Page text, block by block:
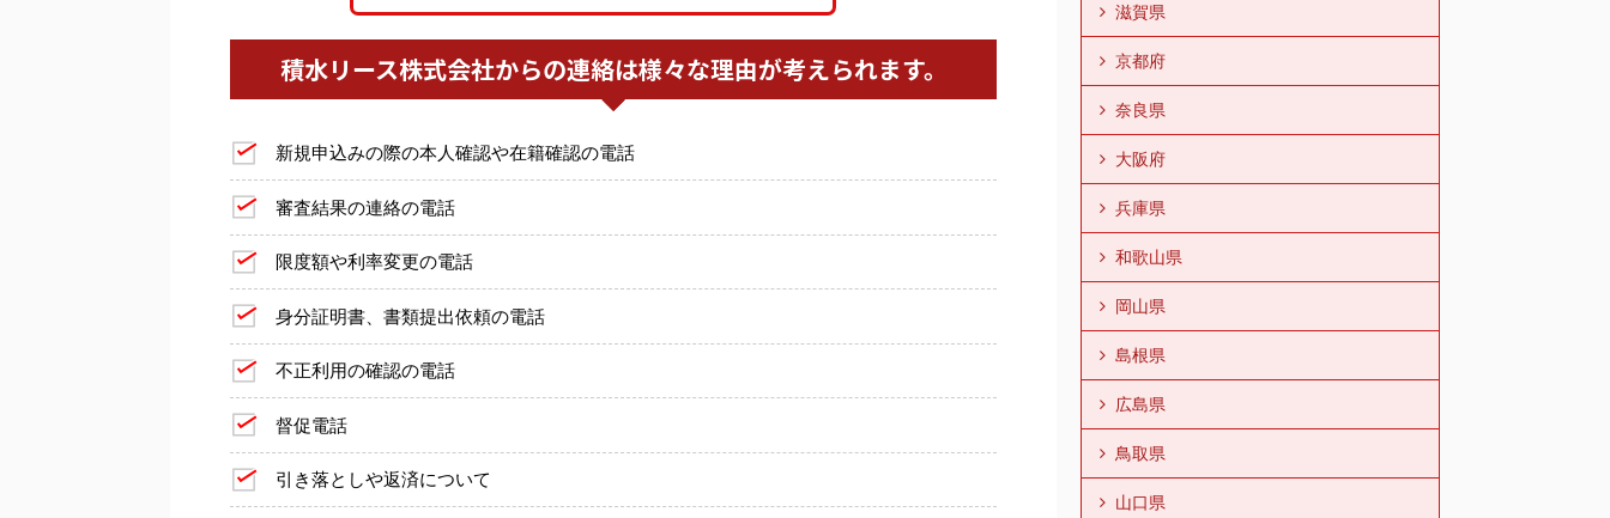
積水リース株式会社からの連絡は様々な理由が考えられます。
新規申込みの際の本人確認や在籍確認の電話
審査結果の連絡の電話
限度額や利率変更の電話
身分証明書、書類提出依頼の電話
不正利用の確認の電話
督促電話
引き落としや返済について
滋賀県
京都府
奈良県
大阪府
兵庫県
和歌山県
岡山県
島根県
広島県
鳥取県
山口県